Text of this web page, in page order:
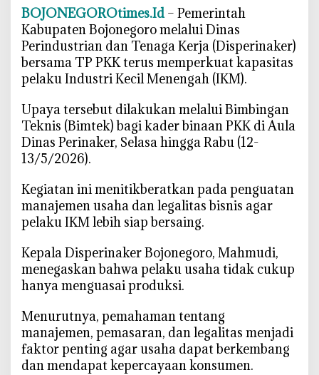
o
e
g
o
r
G
e
n
t
K
a
a
s
i
a
s
I
K
BOJONEGOROtimes.Id – Pemerintah
Kabupaten Bojonegoro melalui Dinas
Perindustrian dan Tenaga Kerja (Disperinaker)
bersama TP PKK terus memperkuat kapasitas
pelaku Industri Kecil Menengah (IKM).
‎Upaya tersebut dilakukan melalui Bimbingan
Teknis (Bimtek) bagi kader binaan PKK di Aula
Dinas Perinaker, Selasa hingga Rabu (12-
13/5/2026).
‎Kegiatan ini menitikberatkan pada penguatan
manajemen usaha dan legalitas bisnis agar
pelaku IKM lebih siap bersaing.
‎Kepala Disperinaker Bojonegoro, Mahmudi,
menegaskan bahwa pelaku usaha tidak cukup
hanya menguasai produksi.
‎Menurutnya, pemahaman tentang
manajemen, pemasaran, dan legalitas menjadi
faktor penting agar usaha dapat berkembang
dan mendapat kepercayaan konsumen.